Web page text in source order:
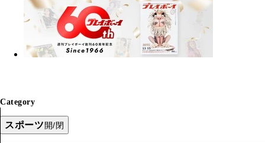
Category
スポーツ開/閉